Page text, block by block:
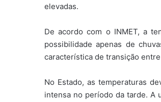
elevadas.
De acordo com o INMET, a
possibilidade apenas de
característica de transição
No Estado, as temperaturas
intensa no período da tarde. A